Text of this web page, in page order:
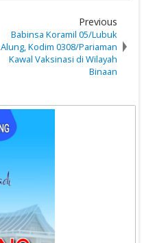
Previous
Babinsa Koramil 05/Lubuk
Alung, Kodim 0308/Pariaman
Kawal Vaksinasi di Wilayah
Binaan